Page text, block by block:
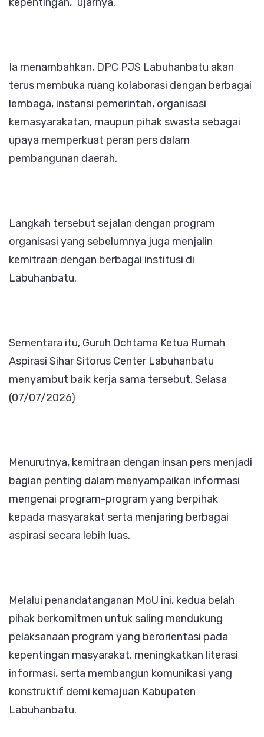
kepentingan,” ujarnya.
Ia menambahkan, DPC PJS Labuhanbatu akan
terus membuka ruang kolaborasi dengan berbagai
lembaga, instansi pemerintah, organisasi
kemasyarakatan, maupun pihak swasta sebagai
upaya memperkuat peran pers dalam
pembangunan daerah.
Langkah tersebut sejalan dengan program
organisasi yang sebelumnya juga menjalin
kemitraan dengan berbagai institusi di
Labuhanbatu.
Sementara itu, Guruh Ochtama Ketua Rumah
Aspirasi Sihar Sitorus Center Labuhanbatu
menyambut baik kerja sama tersebut. Selasa
(07/07/2026)
Menurutnya, kemitraan dengan insan pers menjadi
bagian penting dalam menyampaikan informasi
mengenai program-program yang berpihak
kepada masyarakat serta menjaring berbagai
aspirasi secara lebih luas.
Melalui penandatanganan MoU ini, kedua belah
pihak berkomitmen untuk saling mendukung
pelaksanaan program yang berorientasi pada
kepentingan masyarakat, meningkatkan literasi
informasi, serta membangun komunikasi yang
konstruktif demi kemajuan Kabupaten
Labuhanbatu.